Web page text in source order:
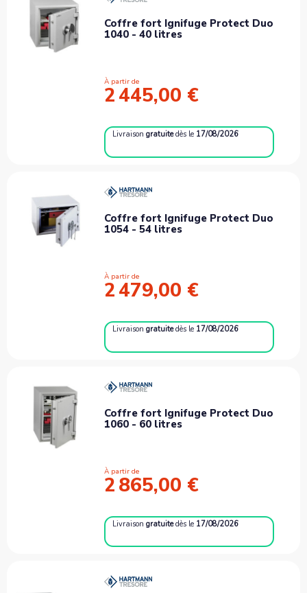
Coffre fort Ignifuge Protect Duo
1040 - 40 litres
À partir de
2 445,00 €
Livraisongratuite dès le 17/08/2026
Coffre fort Ignifuge Protect Duo
1054 - 54 litres
À partir de
2 479,00 €
Livraisongratuite dès le 17/08/2026
Coffre fort Ignifuge Protect Duo
1060 - 60 litres
À partir de
2 865,00 €
Livraisongratuite dès le 17/08/2026